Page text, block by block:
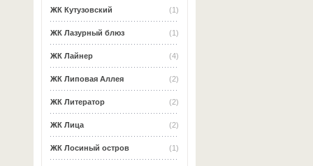
(1)
ЖК Кутузовский
(1)
ЖК Лазурный блюз
(4)
ЖК Лайнер
(2)
ЖК Липовая Аллея
(2)
ЖК Литератор
(2)
ЖК Лица
(1)
ЖК Лосиный остров